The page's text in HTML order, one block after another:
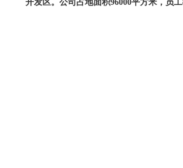
开发区。公司占地面积96000平方米，员